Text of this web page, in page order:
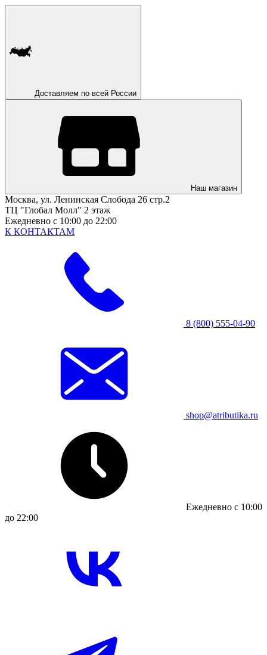
Доставляем по всей России
Наш магазин
Москва, ул. Ленинская Слобода 26 стр.2
ТЦ "Глобал Молл" 2 этаж
Ежедневно с 10:00 до 22:00
К КОНТАКТАМ
8 (800) 555-04-90
shop@atributika.ru
Ежедневно с 10:00
до 22:00